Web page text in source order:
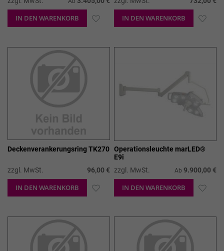
IN DEN WARENKORB ZUR IN DEN WARENKORB ZUR
Deckenverankerungsring TK270
zzgl. MwSt. 96,00 €
IN DEN WARENKORB ZUR
Operationsleuchte marLED®
E9i
zzgl. MwSt.
Ab 9.900,00 €
IN DEN WARENKORB ZUR